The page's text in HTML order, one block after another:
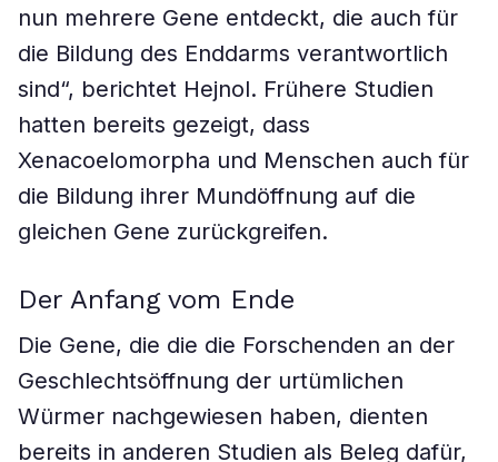
nun mehrere Gene entdeckt, die auch für
die Bildung des Enddarms verantwortlich
sind“, berichtet Hejnol. Frühere Studien
hatten bereits gezeigt, dass
Xenacoelomorpha und Menschen auch für
die Bildung ihrer Mundöffnung auf die
gleichen Gene zurückgreifen.
Der Anfang vom Ende
Die Gene, die die die Forschenden an der
Geschlechtsöffnung der urtümlichen
Würmer nachgewiesen haben, dienten
bereits in anderen Studien als Beleg dafür,